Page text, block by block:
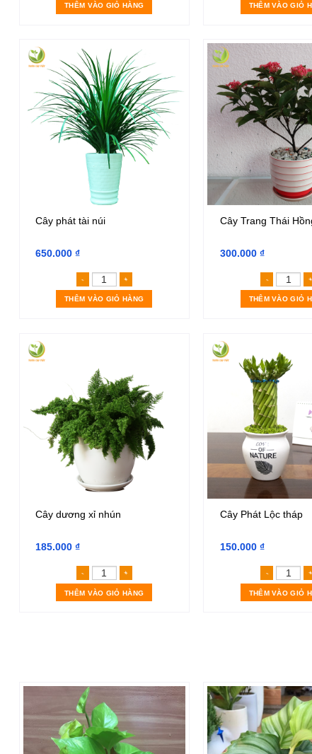
THÊM VÀO GIỎ HÀNG THÊM VÀO GIỎ
Cây phát tài núi
650.000₫
Cây phát tài núi số lượng
THÊM VÀO GIỎ HÀNG
Cây Trang Thái
300.000 ₫
Cây
THÊM VÀO GIỎ
Cây dương xỉ nhún
185.000₫
Cây dương xỉ nhún số lượng
THÊM VÀO GIỎ HÀNG
Cây Phát Lộc tháp
150.000 ₫
Cây
THÊM VÀO GIỎ